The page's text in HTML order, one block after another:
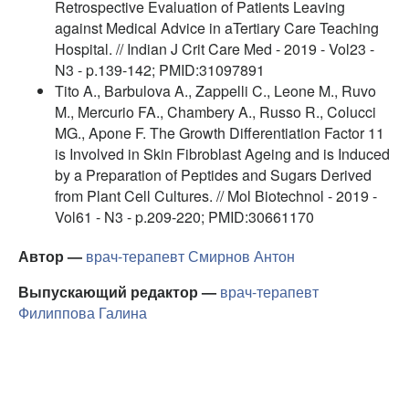
Retrospective Evaluation of Patients Leaving
against Medical Advice in aTertiary Care Teaching
Hospital. // Indian J Crit Care Med - 2019 - Vol23 -
N3 - p.139-142; PMID:31097891
Tito A., Barbulova A., Zappelli C., Leone M., Ruvo
M., Mercurio FA., Chambery A., Russo R., Colucci
MG., Apone F. The Growth Differentiation Factor 11
is Involved in Skin Fibroblast Ageing and is Induced
by a Preparation of Peptides and Sugars Derived
from Plant Cell Cultures. // Mol Biotechnol - 2019 -
Vol61 - N3 - p.209-220; PMID:30661170
Автор — врач-терапевтСмирнов Антон
Выпускающий редактор — врач-терапевт
Филиппова Галина